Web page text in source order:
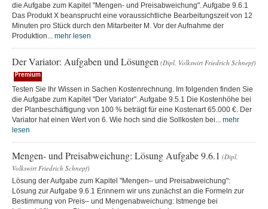
die Aufgabe zum Kapitel "Mengen- und Preisabweichung". Aufgabe 9.6.1
Das Produkt X beansprucht eine voraussichtliche Bearbeitungszeit von 12
Minuten pro Stück durch den Mitarbeiter M. Vor der Aufnahme der
Produktion... mehr lesen
Der Variator: Aufgaben und Lösungen (Dipl. Volkswirt Friedrich Schnepf)
Premium
Testen Sie Ihr Wissen in Sachen Kostenrechnung. Im folgenden finden Sie
die Aufgabe zum Kapitel "Der Variator". Aufgabe 9.5.1 Die Kostenhöhe bei
der Planbeschäftigung von 100 % beträgt für eine Kostenart 65.000 €. Der
Variator hat einen Wert von 6. Wie hoch sind die Sollkosten bei... mehr
lesen
Mengen- und Preisabweichung: Lösung Aufgabe 9.6.1 (Dipl.
Volkswirt Friedrich Schnepf)
Lösung der Aufgabe zum Kapitel "Mengen– und Preisabweichung":
Lösung zur Aufgabe 9.6.1 Erinnern wir uns zunächst an die Formeln zur
Bestimmung von Preis– und Mengenabweichung: Istmenge bei